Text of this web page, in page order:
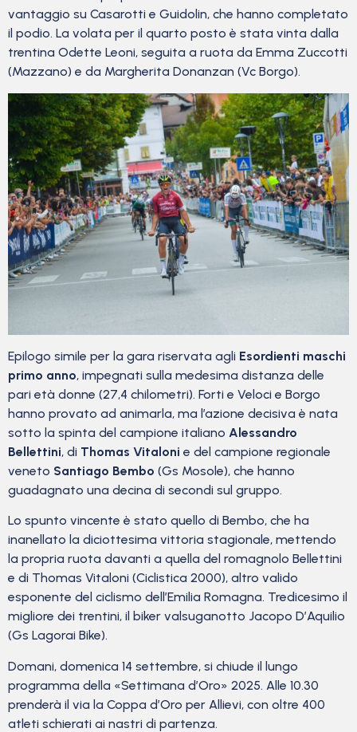
vantaggio su Casarotti e Guidolin, che hanno completato
il podio. La volata per il quarto posto è stata vinta dalla
trentina Odette Leoni, seguita a ruota da Emma Zuccotti
(Mazzano) e da Margherita Donanzan (Vc Borgo).
Epilogo simile per la gara riservata agli Esordienti maschi
primo anno, impegnati sulla medesima distanza delle
pari età donne (27,4 chilometri). Forti e Veloci e Borgo
hanno provato ad animarla, ma l’azione decisiva è nata
sotto la spinta del campione italiano Alessandro
Bellettini, di Thomas Vitaloni e del campione regionale
veneto Santiago Bembo (Gs Mosole), che hanno
guadagnato una decina di secondi sul gruppo.
Lo spunto vincente è stato quello di Bembo, che ha
inanellato la diciottesima vittoria stagionale, mettendo
la propria ruota davanti a quella del romagnolo Bellettini
e di Thomas Vitaloni (Ciclistica 2000), altro valido
esponente del ciclismo dell’Emilia Romagna. Tredicesimo il
migliore dei trentini, il biker valsuganotto Jacopo D’Aquilio
(Gs Lagorai Bike).
Domani, domenica 14 settembre, si chiude il lungo
programma della «Settimana d’Oro» 2025. Alle 10.30
prenderà il via la Coppa d’Oro per Allievi, con oltre 400
atleti schierati ai nastri di partenza.